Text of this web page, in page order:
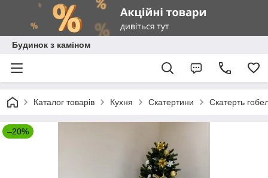
Будинок з каміном
Каталог товарів Кухня Скатертини Скатерть
–20%